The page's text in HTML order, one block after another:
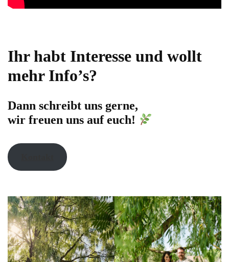
Ihr habt Interesse und wollt
mehr Info’s?
Dann schreibt uns gerne,
wir freuen uns auf euch!